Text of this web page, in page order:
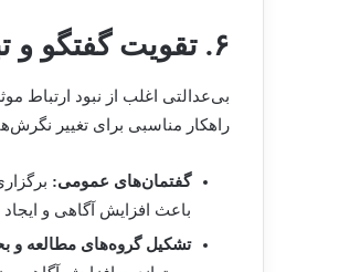
۶. تقویت گفتگو و تبادل نظر
بی‌عدالتی اغلب از نبود ارتباط
راهکار مناسبی برای تغییر
گفتمان‌های عمومی:
باعث افزایش آگاهی و
تشکیل گروه‌های مطالعه و